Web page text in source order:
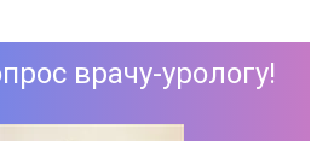
врачу-урологу!